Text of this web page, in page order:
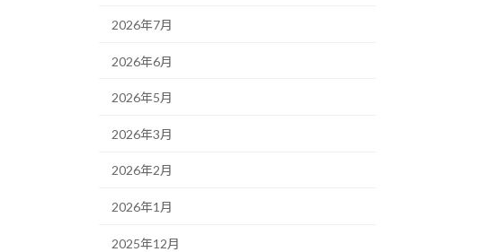
2026年7月
2026年6月
2026年5月
2026年3月
2026年2月
2026年1月
2025年12月